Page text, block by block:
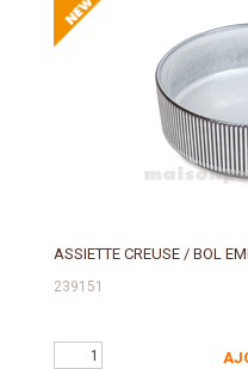
ASSIETTE CREUSE / BOL
239151